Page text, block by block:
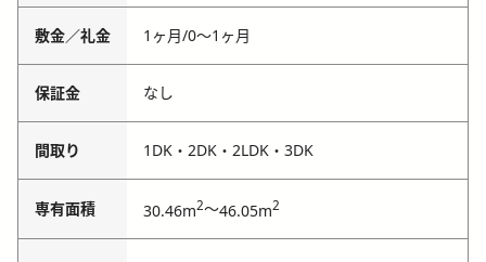
敷金／礼金 1ヶ月/0〜1ヶ月
保証金 なし
間取り 1DK・2DK・2LDK・3DK
専有面積 30.46m2～46.05m2